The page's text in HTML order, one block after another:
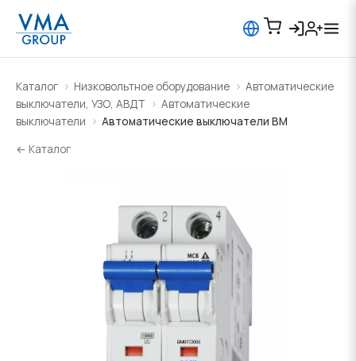
Каталог Низковольтное оборудование
Автоматические
выключатели, УЗО, АВДТ
Автоматические
выключатели
Автоматические выключатели BM
← Каталог